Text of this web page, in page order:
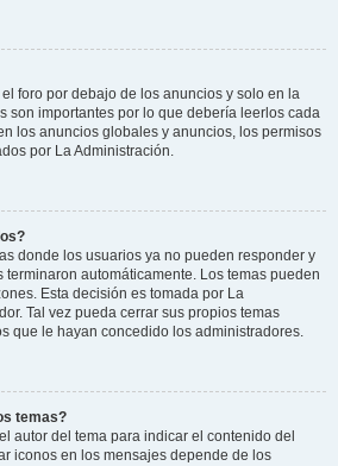
foro por debajo de los anuncios y solo en la
son importantes por lo que debería leerlos cada
los anuncios globales y anuncios, los permisos
por La Administración.
donde los usuarios ya no pueden responder y
terminaron automáticamente. Los temas pueden
Esta decisión es tomada por La
Tal vez pueda cerrar sus propios temas
que le hayan concedido los administradores.
temas?
autor del tema para indicar el contenido del
iconos en los mensajes depende de los